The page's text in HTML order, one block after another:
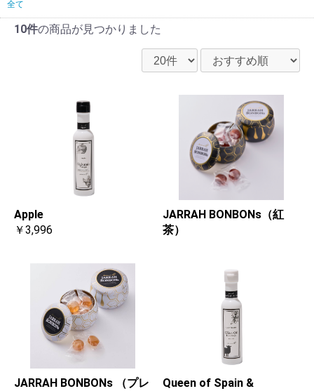
全て
10件の商品が見つかりました
Apple
￥3,996
JARRAH BONBONs（紅
茶）
JARRAH BONBONs （プレ
Queen of Spain &